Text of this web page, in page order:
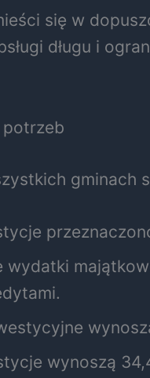
się w
długu i
potrzeb
gminach
wydatki
wynoszą